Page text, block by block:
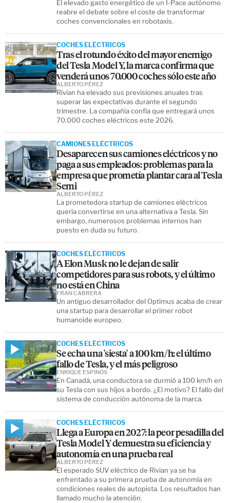
El elevado gasto energético de un I-Pace autónomo
reabre el debate sobre el coste de transformar
coches convencionales en robotaxis.
COCHES ELÉCTRICOS
Tras el rotundo éxito del mayor enemigo
del Tesla Model Y, la marca confirma que
venderá unos 70.000 coches sólo este año
Rivian ha elevado sus previsiones anuales tras
superar las expectativas durante el segundo
trimestre. La compañía confía que entregará unos
70.000 coches eléctricos este 2026.
ALBERTO PÉREZ
CAMIONES ELÉCTRICOS
Desaparecen sus camiones eléctricos y no
paga a sus empleados: problemas para la
empresa que prometía plantar cara al Tesla
Semi
La prometedora startup de camiones eléctricos
quería convertirse en una alternativa a Tesla. Sin
embargo, numerosos problemas internos han
puesto en duda su futuro.
ALBERTO PÉREZ
COCHES ELÉCTRICOS
A Elon Musk no le dejan de salir
competidores para sus robots, y el último
no está en China
Un antiguo desarrollador del Optimus acaba de crear
una startup para desarrollar el primer robot
humanoide europeo.
FRAN CABRERA
COCHES ELÉCTRICOS
Se echa una 'siesta' a 100 km/h: el último
fallo de Tesla, y el más peligroso
En Canadá, una conductora se durmió a 100 km/h en
su Tesla con sus hijos a bordo. ¿El motivo? El fallo del
sistema de conducción autónoma de la marca.
ENRIQUE ESPINÓS
COCHES ELÉCTRICOS
Llega a Europa en 2027: la peor pesadilla del
Tesla Model Y demuestra su eficiencia y
autonomía en una prueba real
El esperado SUV eléctrico de Rivian ya se ha
enfrentado a su primera prueba de autonomía en
condiciones reales de autopista. Los resultados han
llamado mucho la atención.
ALBERTO PÉREZ